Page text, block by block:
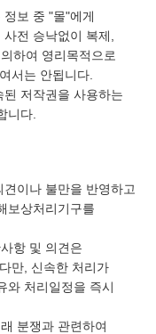
보 중 "몰"에게
전 승낙없이 복제,
하여 영리목적으로
서는 안됩니다.
저작권을 사용하는
니다.
이나 불만을 반영하고
보상처리기구를
항 및 의견은
만, 신속한 처리가
와 처리일정을 즉시
분쟁과 관련하여